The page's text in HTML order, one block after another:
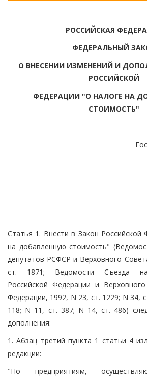
РОССИЙСКАЯ
ФЕДЕРАЛЬНЫЙ
О ВНЕСЕНИИ ИЗМЕНЕНИЙ И
РОССИЙСКОЙ
ФЕДЕРАЦИИ "О НАЛОГЕ НА
СТОИМОСТЬ"
Статья 1. Внести в Закон Российской
на добавленную стоимость"
депутатов РСФСР и Верховного
ст. 1871; Ведомости Съезда
Российской Федерации и
Федерации, 1992, N 23, ст. 1229; N 34,
118; N 11, ст. 387; N 14, ст. 486)
дополнения:
1. Абзац третий пункта 1 статьи 4
редакции:
"По предприятиям,